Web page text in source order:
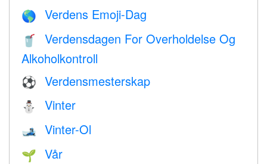
🌎 Verdens Emoji-Dag
🥤
Verdensdagen For Overholdelse Og
Alkoholkontroll
⚽ Verdensmesterskap
⛄ Vinter
🎿 Vinter-Ol
🌱 Vår